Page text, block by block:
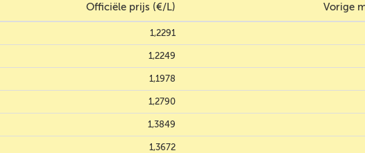
Officiële prijs (€/L) Vorige
1,2291
1,2249
1,1978
1,2790
1,3849
1,3672